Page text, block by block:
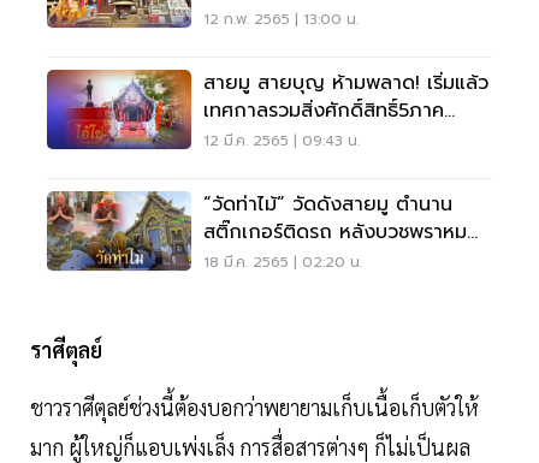
12 ก.พ. 2565 | 13:00 น.
สายมู สายบุญ ห้ามพลาด! เริ่มแล้ว
เทศกาลรวมสิ่งศักดิ์สิทธิ์5ภาค
ใจกลางกรุง
12 มี.ค. 2565 | 09:43 น.
“วัดท่าไม้” วัดดังสายมู ตำนาน
สติ๊กเกอร์ติดรถ หลังบวชพราหมณ์
“ปอ-โรเบิร์ต”
18 มี.ค. 2565 | 02:20 น.
ราศีตุลย์
ชาวราศีตุลย์ช่วงนี้ต้องบอกว่าพยายามเก็บเนื้อเก็บตัวให้
มาก ผู้ใหญ่ก็แอบเพ่งเล็ง การสื่อสารต่างๆ ก็ไม่เป็นผล